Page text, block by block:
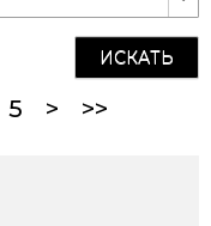
ИСКАТЬ
5 > >>